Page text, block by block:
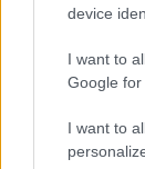
device
I want to
Google for
I want to
El hijo del actor
GENTE